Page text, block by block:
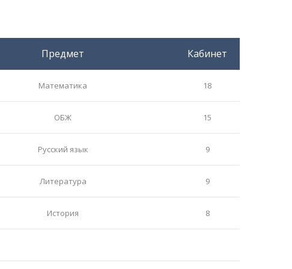
Предмет Кабинет
Математика 18
ОБЖ 15
Русский язык 9
Литература 9
История 8